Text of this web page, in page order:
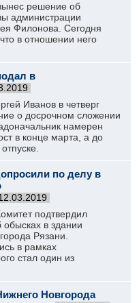
решение об
администрации
Филонова. Сегодня
в отношении него
в
Иванов в четверг
о досрочном сложении
намерен
в конце марта, а до
по делу в
подтвердил
в здании
Рязани.
в рамках
стал один из
Новгорода